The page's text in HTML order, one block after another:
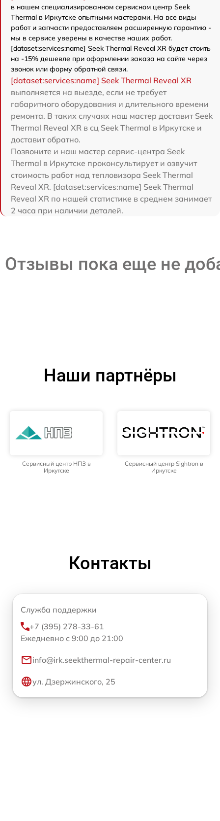
в нашем специализированном сервисном центр Seek
Thermal в Иркутске опытными мастерами. На все виды
работ и запчасти предоставляем расширенную гарантию -
мы в сервисе уверены в качестве наших работ.
[dataset:services:name] Seek Thermal Reveal XR будет стоить
на -15% дешевле при оформлении заказа на сайте через
звонок или форму обратной связи.
[dataset:services:name] Seek Thermal Reveal XR
выполняется на выезде, если не требует
габаритного оборудования и длительного времени
ремонта. В таких случаях наш мастер доставит Seek
Thermal Reveal XR в сц Seek Thermal в Иркутске и
доставит обратно.
Позвоните и наш мастер сервис-центра Seek
Thermal в Иркутске проконсультирует и озвучит
стоимость работ над тепловизора Seek Thermal
Reveal XR. [dataset:services:name] Seek Thermal
Reveal XR по нашей статистике в среднем занимает
2 часа при наличии деталей.
Отзывы пока еще не
Наши партнёры
Сервисный центр НПЗ в
Иркутске
Сервисный центр Sightron в
Иркутске
Контакты
Служба поддержки
+7 (395) 278-33-61
Ежедневно с 9:00 до 21:00
info@irk.seekthermal-repair-center.ru
ул. Дзержинского, 25